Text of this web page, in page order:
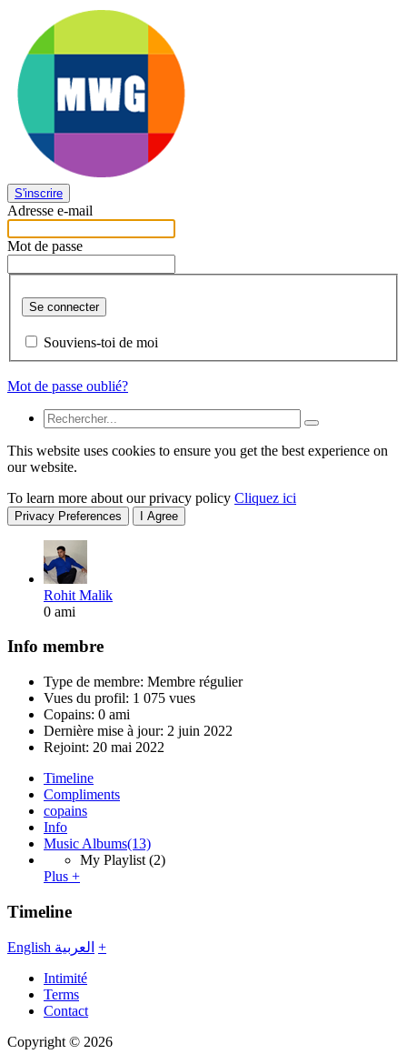
S'inscrire
Adresse e-mail
Mot de passe
Se connecter
Souviens-toi de moi
Mot de passe oublié?
This website uses cookies to ensure you get the best experience on
our website.
To learn more about our privacy policy Cliquez ici
Privacy Preferences I Agree
Rohit Malik
0 ami
Info membre
Type de membre: Membre régulier
Vues du profil: 1 075 vues
Copains: 0 ami
Dernière mise à jour: 2 juin 2022
Rejoint: 20 mai 2022
Timeline
Compliments
copains
Info
Music Albums(13)
My Playlist (2)
Plus +
Timeline
English العربية +
Intimité
Terms
Contact
Copyright © 2026